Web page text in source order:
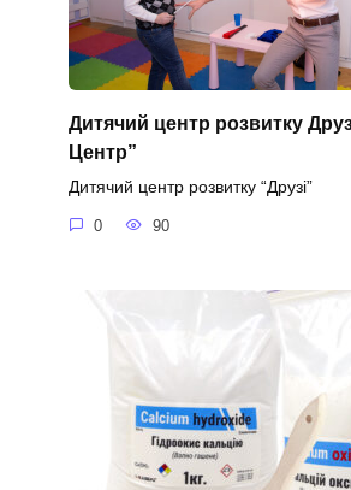
Дитячий центр розвитку
Центр”
Дитячий центр розвитку “Друзі”
0 90